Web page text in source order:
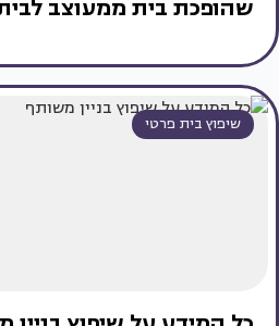
שהופכת בית ממעוצב
שיפוץ בית פרטי